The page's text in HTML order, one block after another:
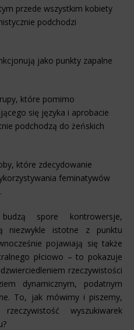
przede wszystkim kobiety
podchodzi
jako punkty zapalne
które pomimo
się języka i aprobacie
podchodzą do żeńskich
które zdecydowanie
feminatywów
spore kontrowersje,
niezwykle istotne z punktu
pojawiają się także
płciowo – to pokazuje
rzeczywistości
dynamicznym, podatnym
To, jak mówimy i piszemy,
wyszukiwarek